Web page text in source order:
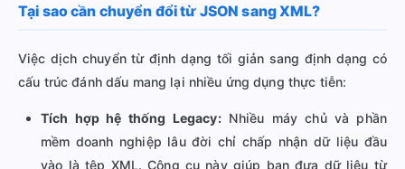
Tại sao cần chuyển đổi từ JSON sang XML?
Việc dịch chuyển từ định dạng tối giản sang định dạng có
cấu trúc đánh dấu mang lại nhiều ứng dụng thực tiễn:
Tích hợp hệ thống Legacy:Nhiều máy chủ và phần
mềm doanh nghiệp lâu đời chỉ chấp nhận dữ liệu đầu
vào là tệp XML. Công cụ này giúp bạn đưa dữ liệu từ